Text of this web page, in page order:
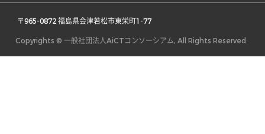
〒965-0872 福島県会津若松市東栄町1-77
Copyrights © 一般社団法人AiCTコンソーシアム, All Rights Reserved.